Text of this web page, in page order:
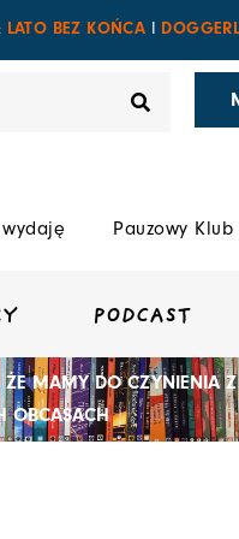
LATO BEZ KOŃCA
Pauzowy
PODCAST
MAMY DO CZYNIENIA Z
OBCASACH